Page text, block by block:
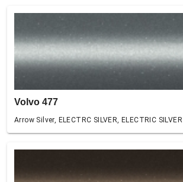
Volvo 477
Arrow Silver, ELECTRC SILVER, ELECTRIC SILVER